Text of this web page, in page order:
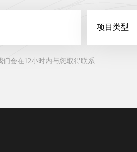
会在12小时内与您取得联系